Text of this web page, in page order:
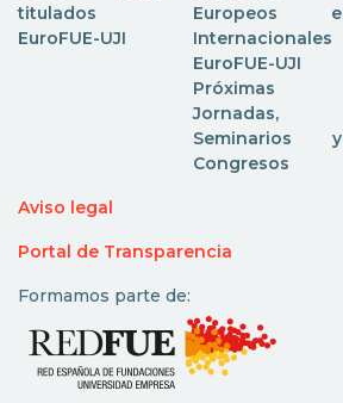
titulados
EuroFUE-UJI
Europeos e
Internacionales
EuroFUE-UJI
Próximas
Jornadas,
Seminarios y
Congresos
Aviso legal
Portal de Transparencia
Formamos parte de: